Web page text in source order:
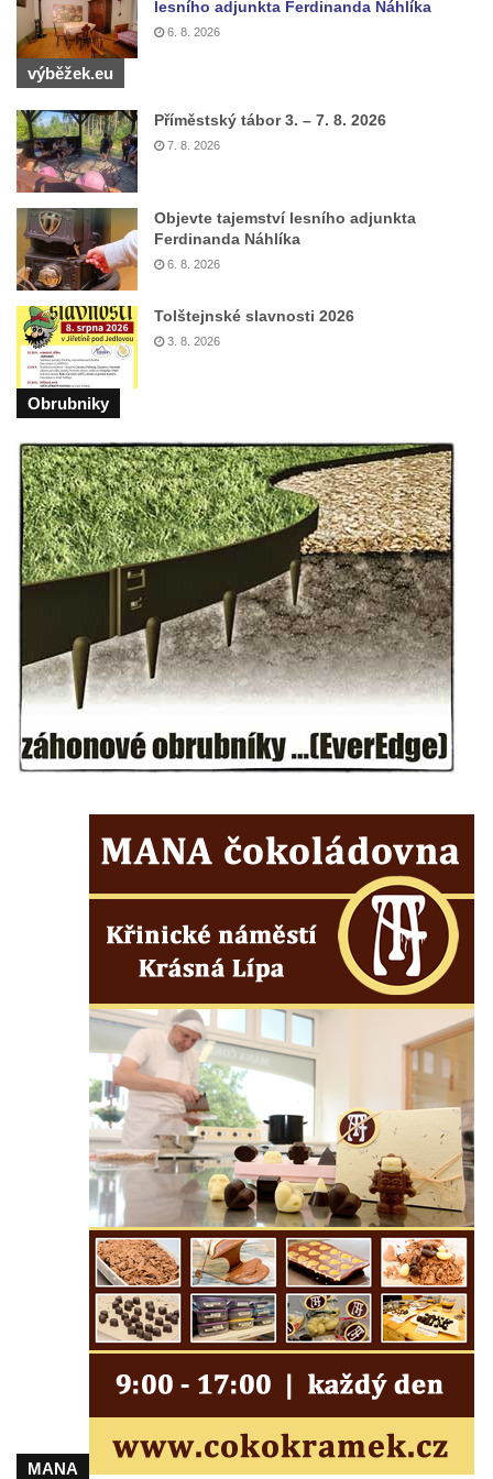
Kamenná nádrž na vodu na hřbitově v
Zabrušanech
Kašna v zámecké zahradě v Duchcově
Kamenná nádrž na vodu II. na hřbitově ve
Šluknově
Kamenná nádrž na vodu I. na hřbitově ve
Šluknově
Kamenná nádrž na vodu II. na hřbitově ve
Chřibské
Kamenná nádrž na vodu I. na hřbitově ve
Chřibské
Kašna Tritonů na náměstí Republiky v
Olomouci
v Hradci Králové
Kašna se sousoším Vinobraní na náměstí
Míru v Mělníku
Kašna Rusalka ve Smetanových sadech v
Fontána se sochou Matka s dítětem v
Kopeckého sadech v Plzni
Kašna Pocta baroku na náměstí T. G. M. v
Dobřanech
Kašna na náměstí Svobody ve Vodňanech
Kašna na Mírovém náměstí v Netolicích
Krakonošova kašna na Krakonošově
náměstí v Trutnově
náměstí v Olomouci
Herkulova kašna na Horním náměstí v
Olomouci
Kašna na Masarykově náměstí ve Vyškově
Zpívající fontána na Masarykově náměstí v
Hodoníně
Kašna Ptačí napajedlo na Lázeňském
náměstí v Teplicích
Kašna v parku na Lázeňském náměstí u
lázeňského domu Beethoven v Teplicích
Fontána Pampeliška v parku u Císařských
lázní v Teplicích
Kašna na Laubeho náměstí u Císařských
lázní v Teplicích
Krušnohorského divadla v Teplicích
Porcelánová fontána v areálu Českého
lesního adjunkta Ferdinanda Náhlíka
6. 8. 2026
výběžek.eu
Příměstský tábor 3. – 7. 8. 2026
7. 8. 2026
Objevte tajemství lesního adjunkta
Ferdinanda Náhlíka
6. 8. 2026
Tolštejnské slavnosti 2026
3. 8. 2026
Obrubniky
MANA